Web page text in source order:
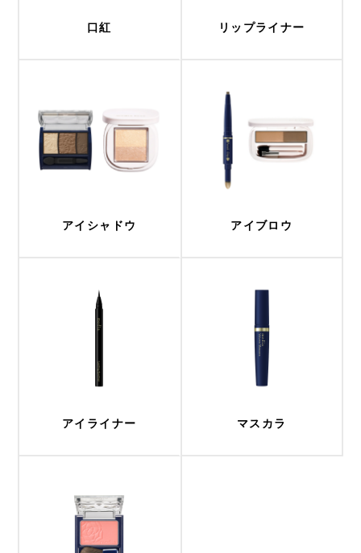
口紅 リップライナー
アイシャドウ アイブロウ
アイライナー マスカラ